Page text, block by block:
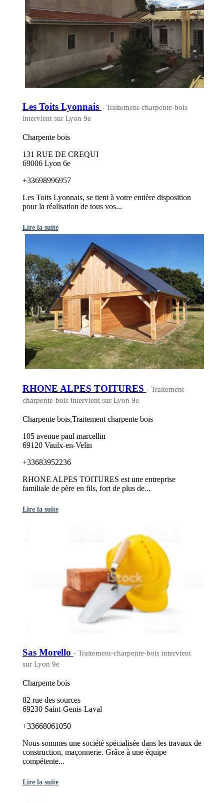
Les Toits Lyonnais - Traitement-charpente-bois
intervient sur Lyon 9e
Charpente bois
131 RUE DE CREQUI
69006 Lyon 6e
+33698996957
Les Toits Lyonnais, se tient à votre entière disposition
pour la réalisation de tous vos...
Lire la suite
RHONE ALPES TOITURES - Traitement-
charpente-bois intervient sur Lyon 9e
Charpente bois,Traitement charpente bois
105 avenue paul marcellin
69120 Vaulx-en-Velin
+33683952236
RHONE ALPES TOITURES est une entreprise
familiale de père en fils, fort de plus de...
Lire la suite
Sas Morello - Traitement-charpente-bois intervient
sur Lyon 9e
Charpente bois
82 rue des sources
69230 Saint-Genis-Laval
+33668061050
Nous sommes une société spécialisée dans les travaux de
construction, maçonnerie. Grâce à une équipe
compétente...
Lire la suite